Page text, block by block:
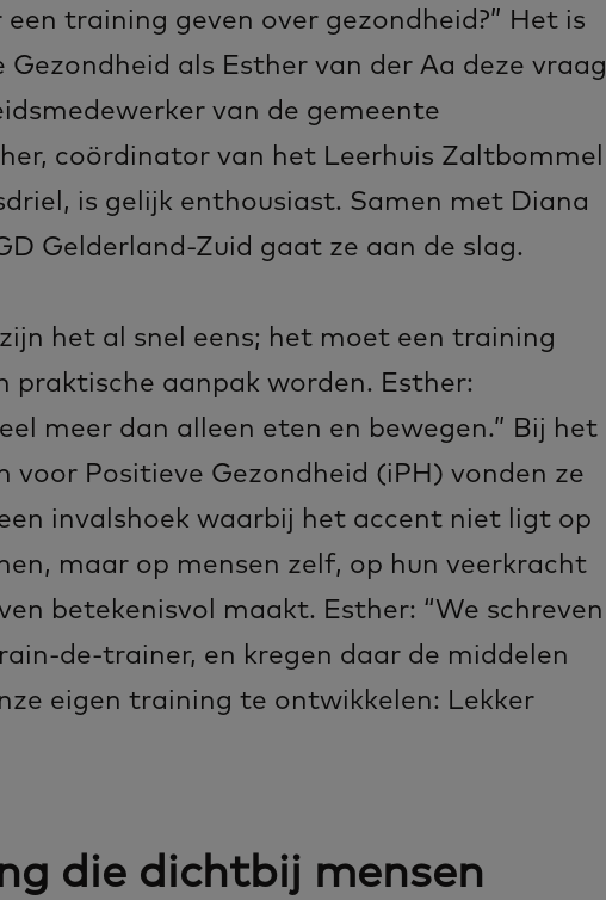
een training geven over gezondheid?” Het is
Gezondheid als Esther van der Aa deze vraag
van de gemeente
coördinator van het Leerhuis Zaltbommel
is gelijk enthousiast. Samen met Diana
Gelderland-Zuid gaat ze aan de slag.
het al snel eens; het moet een training
praktische aanpak worden. Esther:
meer dan alleen eten en bewegen.” Bij het
voor Positieve Gezondheid (iPH) vonden ze
invalshoek waarbij het accent niet ligt op
maar op mensen zelf, op hun veerkracht
betekenisvol maakt. Esther: “We schreven
de-trainer, en kregen daar de middelen
eigen training te ontwikkelen: Lekker
die dichtbij mensen